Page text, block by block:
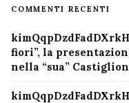
COMMENTI RECENTI
fiori”, la
nella “sua”